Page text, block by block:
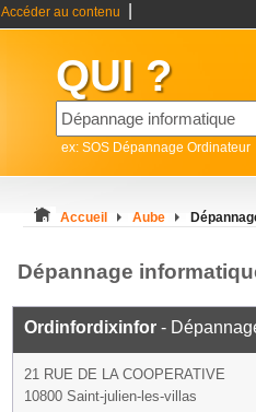
Accéder au contenu
QUI ?
ex: SOS Dépannage Ordinateur
Accueil Aube
Dépannage
Ordinfordixinfor -
21 RUE DE LA COOPERATIVE
10800 Saint-julien-les-villas